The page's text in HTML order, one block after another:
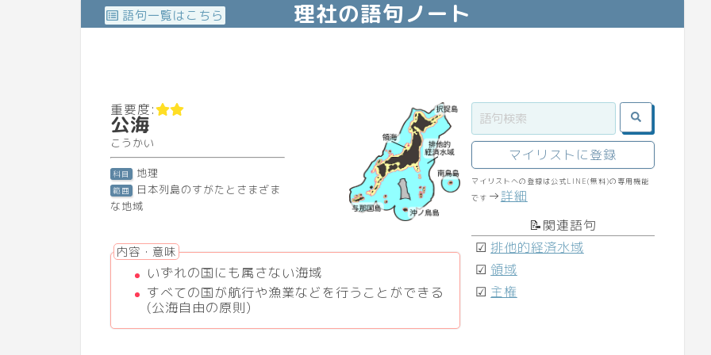
語句一覧はこちら 理社の語句ノート
重要度:
公海
こうかい
科目 地理
範囲
日本列島のすがたとさまざま
な地域
内容・意味
いずれの国にも属さない海域
すべての国が航行や漁業などを行うことができる
(公海自由の原則)
マイリストに登録
マイリストへの登録は公式LINE(無料)の専用機能
です →詳細
📝関連語句
☑ 排他的経済水域
☑ 領域
☑ 主権